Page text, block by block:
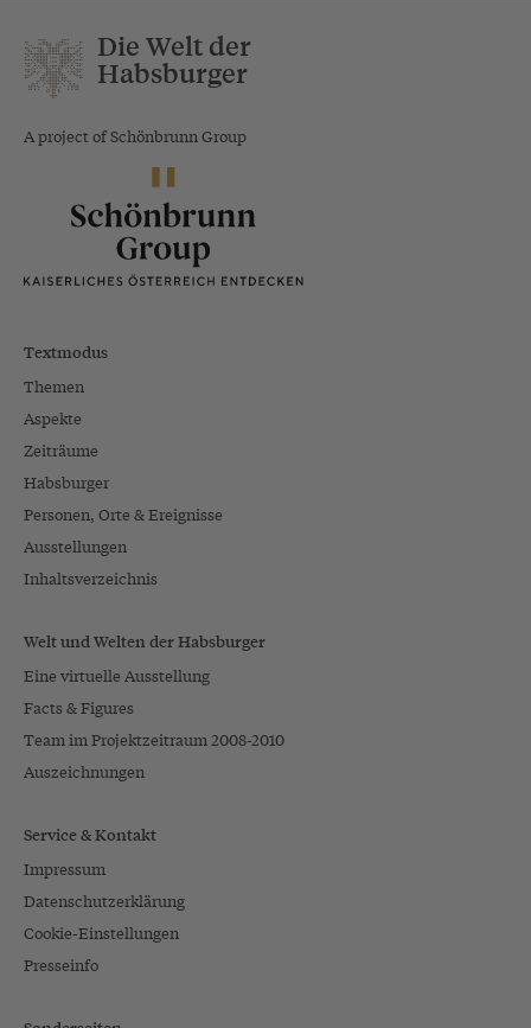
Die Welt der
Habsburger
A project of Schönbrunn Group
Textmodus
Themen
Aspekte
Zeiträume
Habsburger
Personen, Orte & Ereignisse
Ausstellungen
Inhaltsverzeichnis
Welt und Welten der Habsburger
Eine virtuelle Ausstellung
Facts & Figures
Team im Projektzeitraum 2008-2010
Auszeichnungen
Service & Kontakt
Impressum
Datenschutzerklärung
Cookie-Einstellungen
Presseinfo